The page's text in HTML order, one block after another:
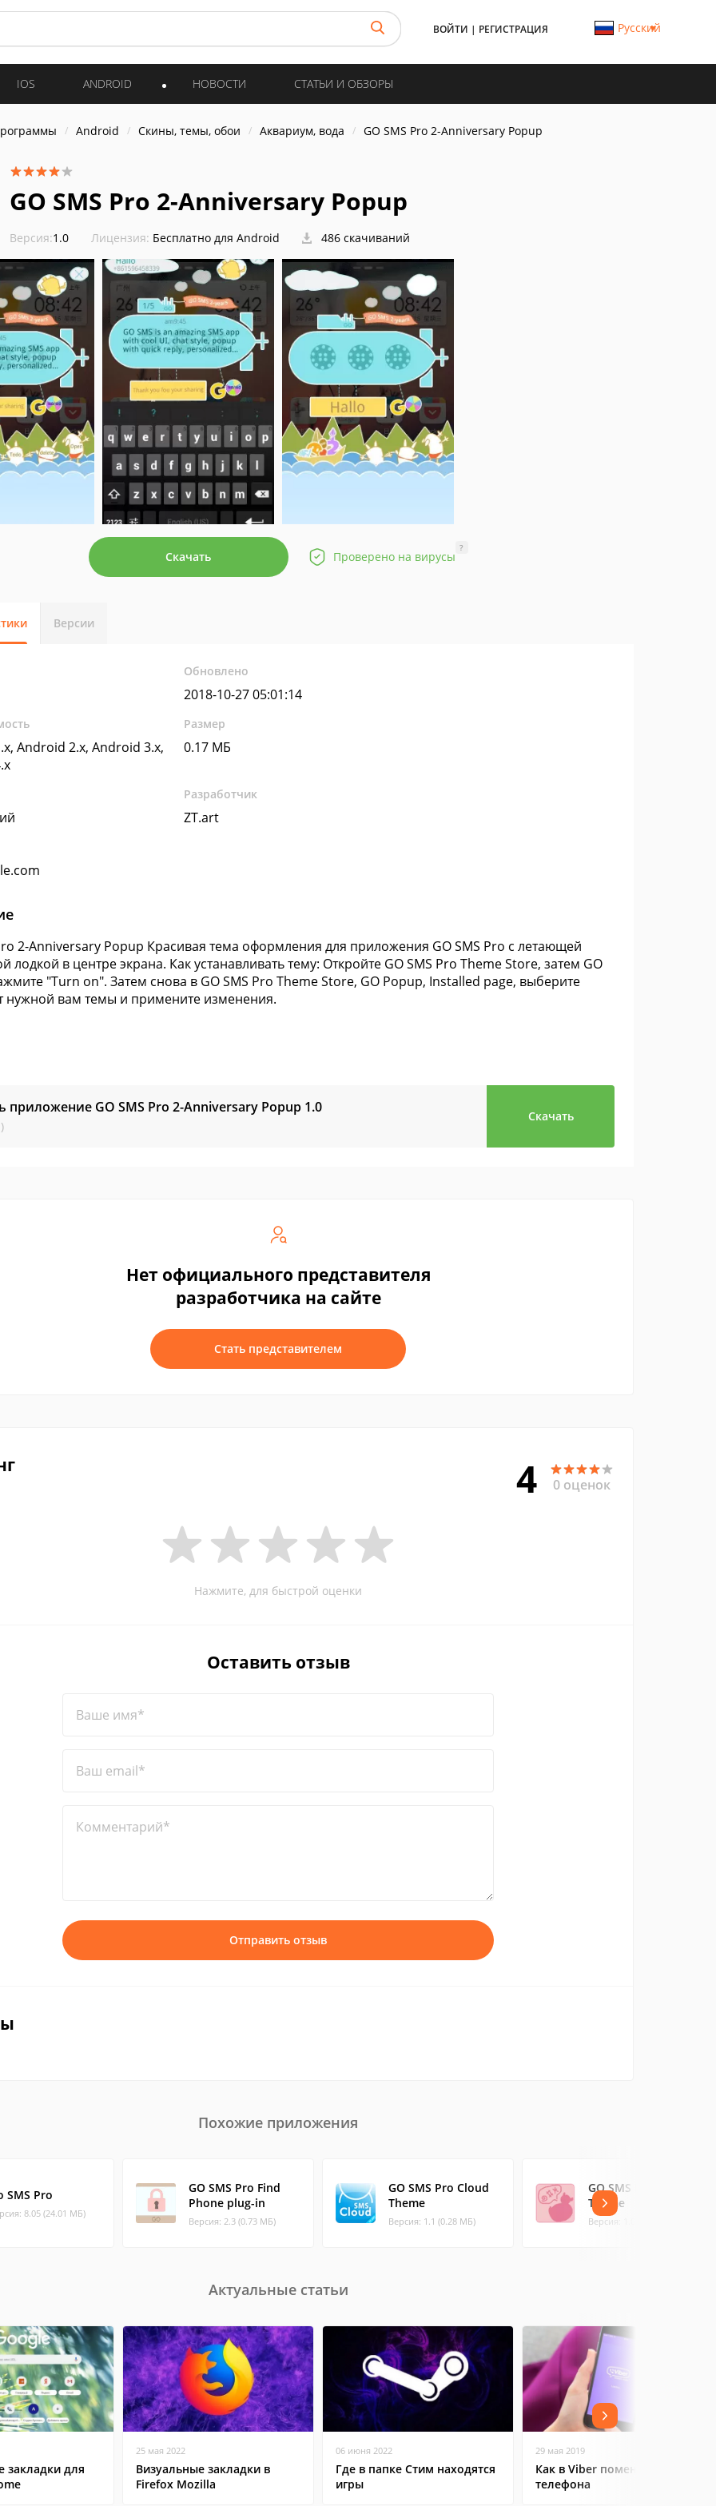
ВОЙТИ | РЕГИСТРАЦИЯ Русский
IOS ANDROID НОВОСТИ СТАТЬИ И ОБЗОРЫ
Android Скины, темы, обои Аквариум, вода GO SMS Pro 2-Anniversary Popup
GO SMS Pro 2-Anniversary Popup
Версия:1.0 Лицензия: Бесплатно для Android 486 скачиваний
Скачать Проверено на вирусы
?
Версии
Обновлено
2018-10-27 05:01:14
Android 2.x, Android 3.x,
Размер
0.17 МБ
Разработчик
ZT.art
2-Anniversary Popup Красивая тема оформления для приложения GO SMS Pro с летающей
лодкой в центре экрана. Как устанавливать тему: Откройте GO SMS Pro Theme Store, затем GO
"Turn on". Затем снова в GO SMS Pro Theme Store, GO Popup, Installed page, выберите
нужной вам темы и примените изменения.
приложение GO SMS Pro 2-Anniversary Popup 1.0
Скачать
Нет официального представителя
разработчика на сайте
Стать представителем
4 0 оценок
Нажмите, для быстрой оценки
Оставить отзыв
Ваше имя*
Ваш email*
Комментарий*
Отправить отзыв
Похожие приложения
SMS Pro
8.05 (24.01 МБ)
GO SMS Pro Find
Phone plug-in
Версия: 2.3 (0.73 МБ)
GO SMS Pro Cloud
Theme
Версия: 1.1 (0.28 МБ)
GO SMS Pro DUCK
Theme
Версия: 1.0 (0.33 МБ)
Актуальные статьи
закладки для
25 мая 2022
Визуальные закладки в
Firefox Mozilla
06 июня 2022
Где в папке Стим находятся
игры
29 мая 2019
Как в Viber поменять номер
телефона